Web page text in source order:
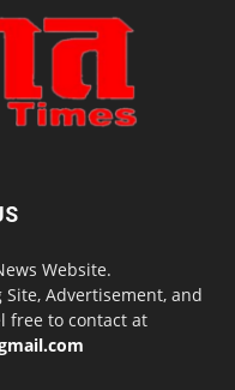
Website.
Advertisement, and
free to contact at